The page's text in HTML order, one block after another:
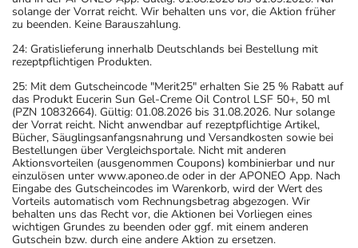
solange der Vorrat reicht. Wir behalten uns vor, die Aktion früher
zu beenden. Keine Barauszahlung.
24: Gratislieferung innerhalb Deutschlands bei Bestellung mit
rezeptpflichtigen Produkten.
25: Mit dem Gutscheincode "Merit25" erhalten Sie 25 % Rabatt auf
das Produkt Eucerin Sun Gel-Creme Oil Control LSF 50+, 50 ml
(PZN 10832664). Gültig: 01.08.2026 bis 31.08.2026. Nur solange
der Vorrat reicht. Nicht anwendbar auf rezeptpflichtige Artikel,
Bücher, Säuglingsanfangsnahrung und Versandkosten sowie bei
Bestellungen über Vergleichsportale. Nicht mit anderen
Aktionsvorteilen (ausgenommen Coupons) kombinierbar und nur
einzulösen unter www.aponeo.de oder in der APONEO App. Nach
Eingabe des Gutscheincodes im Warenkorb, wird der Wert des
Vorteils automatisch vom Rechnungsbetrag abgezogen. Wir
behalten uns das Recht vor, die Aktionen bei Vorliegen eines
wichtigen Grundes zu beenden oder ggf. mit einem anderen
Gutschein bzw. durch eine andere Aktion zu ersetzen.